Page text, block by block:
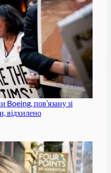
пов’язану зі
відхилено